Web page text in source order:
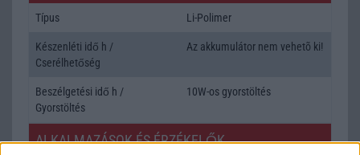
Típus Li-Polimer
Készenléti idő h /
Cserélhetőség
Az akkumulátor nem vehetõ ki!
Beszélgetési idő h /
Gyorstöltés
10W-os gyorstöltés
ALKALMAZÁSOK ÉS ÉRZÉKELŐK